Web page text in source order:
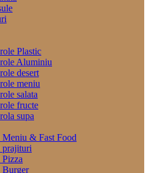
Plastic
Aluminiu
desert
meniu
salata
fructe
supa
& Fast Food